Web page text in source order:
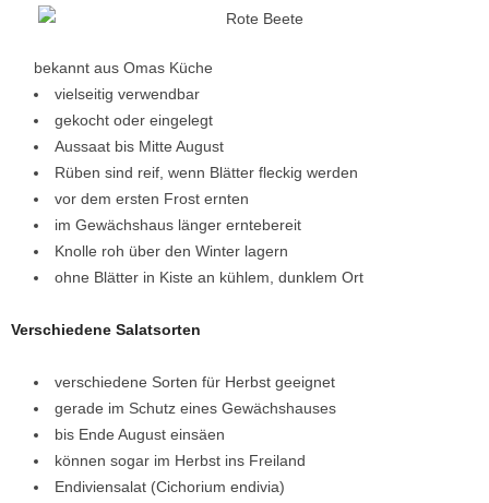
bekannt aus Omas Küche
vielseitig verwendbar
gekocht oder eingelegt
Aussaat bis Mitte August
Rüben sind reif, wenn Blätter fleckig werden
vor dem ersten Frost ernten
im Gewächshaus länger erntebereit
Knolle roh über den Winter lagern
ohne Blätter in Kiste an kühlem, dunklem Ort
Verschiedene Salatsorten
verschiedene Sorten für Herbst geeignet
gerade im Schutz eines Gewächshauses
bis Ende August einsäen
können sogar im Herbst ins Freiland
Endiviensalat (Cichorium endivia)